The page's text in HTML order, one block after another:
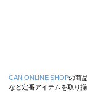
CAN ONLINE SHOPの商
など定番アイテムを取り揃